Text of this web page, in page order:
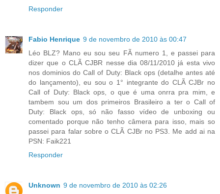
Responder
Fabio Henrique 9 de novembro de 2010 às 00:47
Léo BLZ? Mano eu sou seu FÃ numero 1, e passei para
dizer que o CLÃ CJBR nesse dia 08/11/2010 já esta vivo
nos dominios do Call of Duty: Black ops (detalhe antes até
do lançamento), eu sou o 1° integrante do CLÃ CJBr no
Call of Duty: Black ops, o que é uma onrra pra mim, e
tambem sou um dos primeiros Brasileiro a ter o Call of
Duty: Black ops, só não fasso vídeo de unboxing ou
comentado porque não tenho câmera para isso, mais so
passei para falar sobre o CLÃ CJBr no PS3. Me add ai na
PSN: Faik221
Responder
Unknown 9 de novembro de 2010 às 02:26